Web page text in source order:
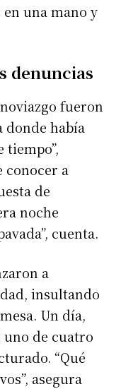
una mano y
denuncias
fueron
donde había
tiempo”,
conocer a
de
noche
cuenta.
a
insultando
Un día,
de cuatro
“Qué
asegura